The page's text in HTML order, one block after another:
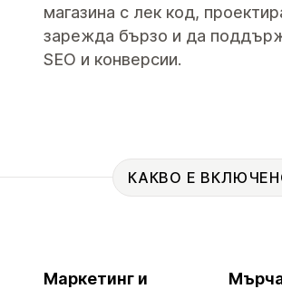
магазина с лек код,
зарежда бързо и да
SEO и конверсии.
КАКВО Е
Маркетинг и